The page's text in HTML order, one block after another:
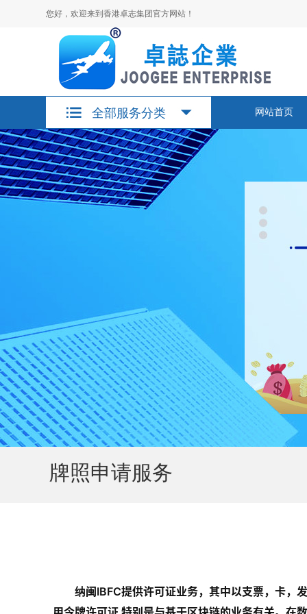
您好，欢迎来到香港卓志集团官方网站！
全部服务分类 网站首页
牌照申请服务
纳闽IBFC提供许可证业务，其中以支票，卡，